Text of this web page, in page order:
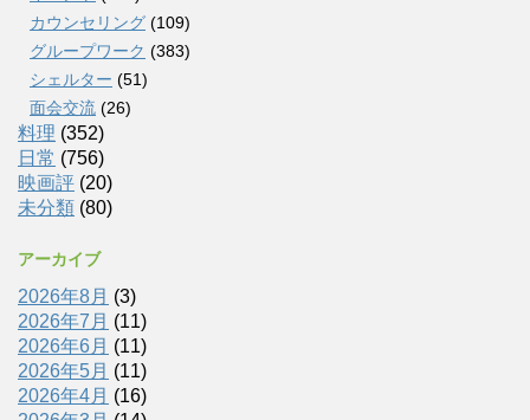
カウンセリング (109)
グループワーク (383)
シェルター (51)
面会交流 (26)
料理 (352)
日常 (756)
映画評 (20)
未分類 (80)
アーカイブ
2026年8月 (3)
2026年7月 (11)
2026年6月 (11)
2026年5月 (11)
2026年4月 (16)